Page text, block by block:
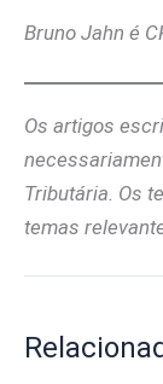
Bruno Jahn é
Os artigos
Tributária. Os
temas